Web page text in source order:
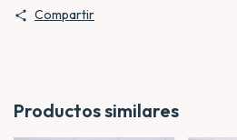
Compartir
Productos similares